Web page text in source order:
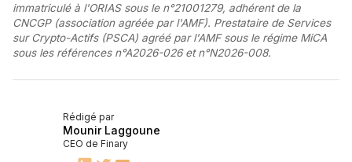
immatriculé à l'ORIAS sous le n°21001279, adhérent de la
CNCGP (association agréée par l'AMF). Prestataire de Services
sur Crypto-Actifs (PSCA) agréé par l'AMF sous le régime MiCA
sous les références n°A2026-026 et n°N2026-008.
Rédigé par
Mounir Laggoune
CEO de Finary